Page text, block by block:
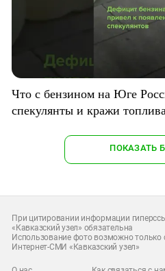
Что с бензином на Юге
спекулянты и кражи
ПОКАЗАТЬ
При цитировании информации
«Кавказский узел» обязательна
Использование фото возможно только
Интернет-СМИ «Кавказский узел»